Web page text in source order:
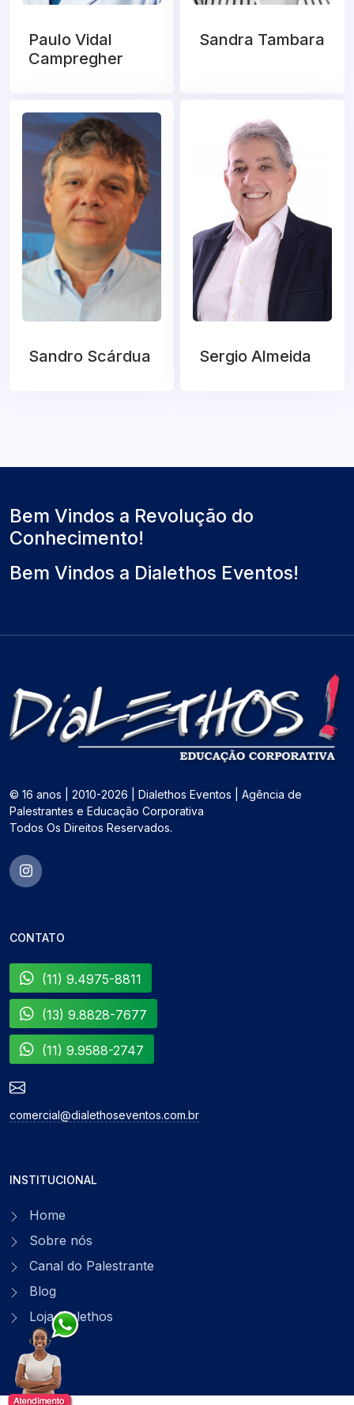
Paulo Vidal
Campregher
Sandra Tambara
Sandro Scárdua Sergio Almeida
Bem Vindos a Revolução do
Conhecimento!
Bem Vindos a Dialethos Eventos!
© 16 anos | 2010-2026 | Dialethos Eventos | Agência de
Palestrantes e Educação Corporativa
Todos Os Direitos Reservados.
CONTATO
(11) 9.4975-8811
(13) 9.8828-7677
(11) 9.9588-2747
comercial@dialethoseventos.com.br
INSTITUCIONAL
Home
Sobre nós
Canal do Palestrante
Blog
Loja Dialethos